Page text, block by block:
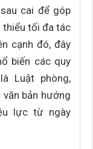
cai để góp
thiểu tối đa tác
cạnh đó, đây
biến các quy
Luật phòng,
bản hướng
lực từ ngày